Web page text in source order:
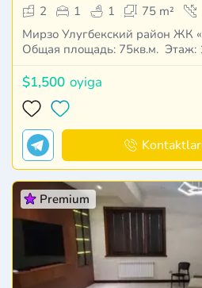
2
1 1 75 m²
Мирзо Улугбекский район ЖК
Общая площадь: 75кв.м. Этаж:
$1,500 oyiga
Premium